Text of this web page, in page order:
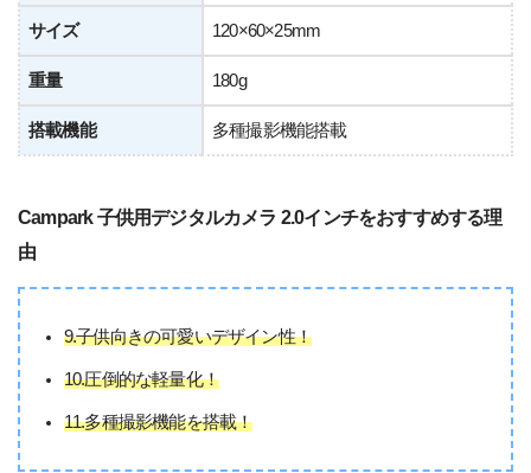
サイズ 120×60×25mm
重量 180g
搭載機能 多種撮影機能搭載
Campark 子供用デジタルカメラ 2.0インチをおすすめする理
由
9.子供向きの可愛いデザイン性！
10.圧倒的な軽量化！
11.多種撮影機能を搭載！